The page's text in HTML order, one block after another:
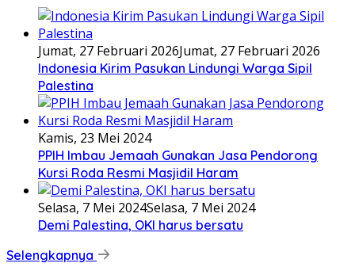
Jumat, 27 Februari 2026Jumat, 27 Februari 2026
Indonesia Kirim Pasukan Lindungi Warga Sipil
Palestina
Kamis, 23 Mei 2024
PPIH Imbau Jemaah Gunakan Jasa Pendorong
Kursi Roda Resmi Masjidil Haram
Selasa, 7 Mei 2024Selasa, 7 Mei 2024
Demi Palestina, OKI harus bersatu
Selengkapnya